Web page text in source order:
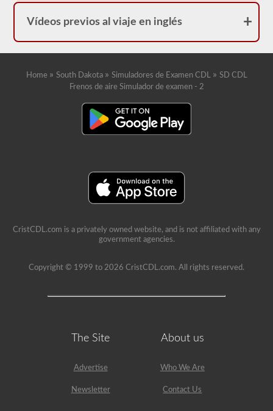
Vídeos previos al viaje en inglés
Home » South Dakota » Simuladores de Examen CDL » SD CDL
Frenos de aire Simulador de examen - 2
CristCDL.com is a privately owned website, and is not affiliated with any
government agencies.
Copyright © 1999 to 2026 CristCDL.com. All rights reserved.
The Site
Advertise
Newsletter
About us
Who We Are
Contact Us